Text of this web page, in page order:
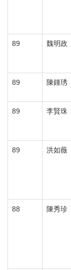
89 魏明政
89 陳鍾琇
89 李賢珠
89 洪如薇
88 陳秀珍